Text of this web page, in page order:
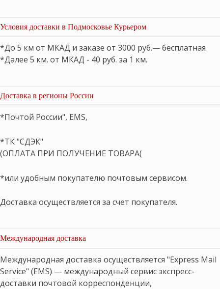
Условия доставки в Подмосковье Курьером
*До 5 км от МКАД и заказе от 3000 руб.— бесплатная
*Далее 5 км. от МКАД - 40 руб. за 1 км.
Доставка в регионы России
*Почтой России", EMS,
*ТК "СДЭК"
(ОПЛАТА ПРИ ПОЛУЧЕНИЕ ТОВАРА(
*или удобным покупателю почтовым сервисом.
Доставка осуществляется за счет покупателя.
Международная доставка
Международная доставка осуществляется "Express Mail
Service" (EMS) — международный сервис экспресс-
доставки почтовой корреспонденции,